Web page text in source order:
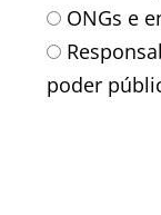
ONGs e
poder